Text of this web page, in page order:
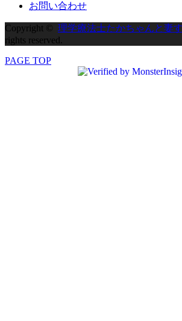
お問い合わせ
Copyright © 理学療法士たかちゃんと妻
rights reserved.
PAGE TOP